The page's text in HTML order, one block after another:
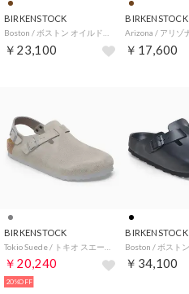
BIRKENSTOCK
￥23,100
BIRKENSTOCK
￥17,600
BIRKENSTOCK
￥20,240
20%OFF
BIRKENSTOCK
￥34,100